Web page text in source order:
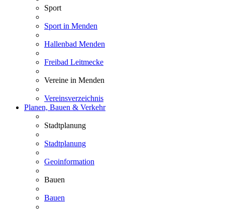
Sport
Sport in Menden
Hallenbad Menden
Freibad Leitmecke
Vereine in Menden
Vereinsverzeichnis
Planen, Bauen & Verkehr
Stadtplanung
Stadtplanung
Geoinformation
Bauen
Bauen